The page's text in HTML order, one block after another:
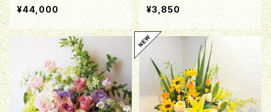
¥44,000
¥3,850